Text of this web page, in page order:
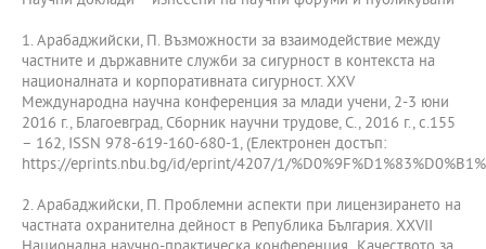
1. Арабаджийски, П. Възможности за взаимодействие между
частните и държавните служби за сигурност в контекста на
националната и корпоративната сигурност. XXV
Международна научна конференция за млади учени, 2-3 юни
2016 г., Благоевград, Сборник научни трудове, С., 2016 г., с.155
– 162, ISSN 978-619-160-680-1, (Електронен достъп:
https://eprints.nbu.bg/id/eprint/4207/1/
2. Арабаджийски, П. Проблемни аспекти при лицензирането на
частната охранителна дейност в Република България. XXVII